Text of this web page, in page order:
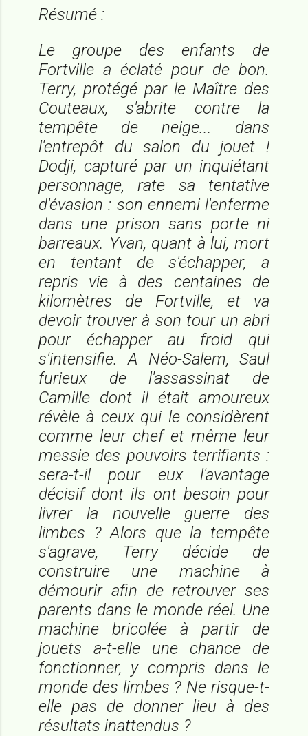
Résumé :
Le groupe des enfants de
Fortville a éclaté pour de bon.
Terry, protégé par le Maître des
Couteaux, s'abrite contre la
tempête de neige... dans
l'entrepôt du salon du jouet !
Dodji, capturé par un inquiétant
personnage, rate sa tentative
d'évasion : son ennemi l'enferme
dans une prison sans porte ni
barreaux. Yvan, quant à lui, mort
en tentant de s'échapper, a
repris vie à des centaines de
kilomètres de Fortville, et va
devoir trouver à son tour un abri
pour échapper au froid qui
s'intensifie. A Néo-Salem, Saul
furieux de l'assassinat de
Camille dont il était amoureux
révèle à ceux qui le considèrent
comme leur chef et même leur
messie des pouvoirs terrifiants :
sera-t-il pour eux l'avantage
décisif dont ils ont besoin pour
livrer la nouvelle guerre des
limbes ? Alors que la tempête
s'agrave, Terry décide de
construire une machine à
démourir afin de retrouver ses
parents dans le monde réel. Une
machine bricolée à partir de
jouets a-t-elle une chance de
fonctionner, y compris dans le
monde des limbes ? Ne risque-t-
elle pas de donner lieu à des
résultats inattendus ?